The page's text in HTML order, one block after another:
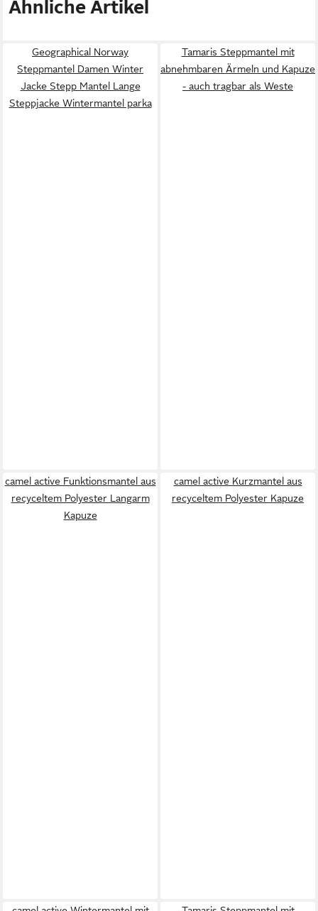
Ähnliche Artikel
Geographical Norway
Steppmantel Damen Winter
Jacke Stepp Mantel Lange
Steppjacke Wintermantel parka
Tamaris Steppmantel mit
abnehmbaren Ärmeln und Kapuze
- auch tragbar als Weste
camel active Funktionsmantel aus
recyceltem Polyester Langarm
Kapuze
camel active Kurzmantel aus
recyceltem Polyester Kapuze